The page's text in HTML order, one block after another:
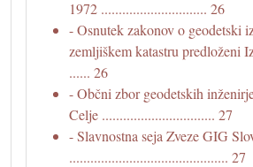
1972 .............................. 26
- Osnutek zakonov o geodetski
zemljiškem katastru predloženi
...... 26
- Občni zbor geodetskih
Celje ................................ 27
- Slavnostna seja Zveze GIG
............................................. 27